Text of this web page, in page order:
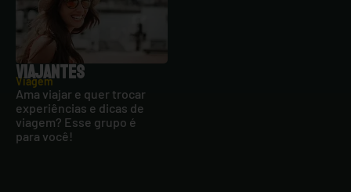
VIAJANTES
Viagem
Ama viajar e quer trocar
experiências e dicas de
viagem? Esse grupo é
para você!